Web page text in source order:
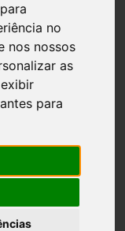
para
no
nos nossos
as
para